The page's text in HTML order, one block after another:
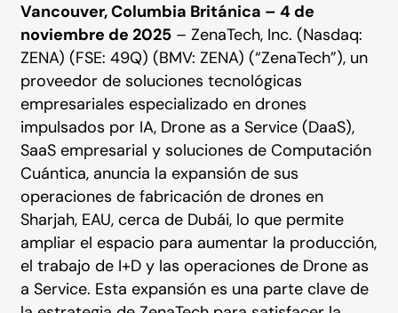
Vancouver, Columbia Británica – 4 de
noviembre de 2025– ZenaTech, Inc. (Nasdaq:
ZENA) (FSE: 49Q) (BMV: ZENA) (“ZenaTech”), un
proveedor de soluciones tecnológicas
empresariales especializado en drones
impulsados por IA, Drone as a Service (DaaS),
SaaS empresarial y soluciones de Computación
Cuántica, anuncia la expansión de sus
operaciones de fabricación de drones en
Sharjah, EAU, cerca de Dubái, lo que permite
ampliar el espacio para aumentar la producción,
el trabajo de I+D y las operaciones de Drone as
a Service. Esta expansión es una parte clave de